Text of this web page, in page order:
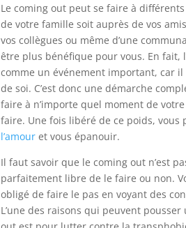
Le coming out peut se faire à
de votre famille soit auprès de vos
vos collègues ou même d’une
être plus bénéfique pour vous. En fait,
comme un événement important, car il
de soi. C’est donc une démarche
faire à n’importe quel moment de
faire. Une fois libéré de ce poids,
l’amour et vous épanouir.
Il faut savoir que le coming out n’est
parfaitement libre de le faire ou non.
obligé de faire le pas en voyant des
L’une des raisons qui peuvent